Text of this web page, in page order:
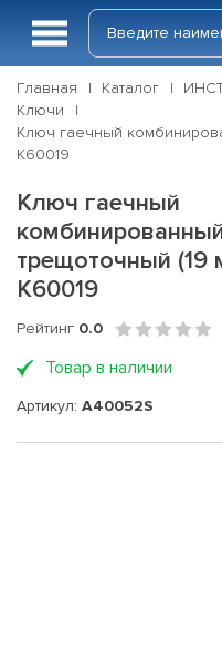
Главная Каталог
Ключи
Ключ гаечный
K60019
Ключ гаечный
трещоточный (19
K60019
Рейтинг 0.0
Товар в наличии
Артикул: A40052S